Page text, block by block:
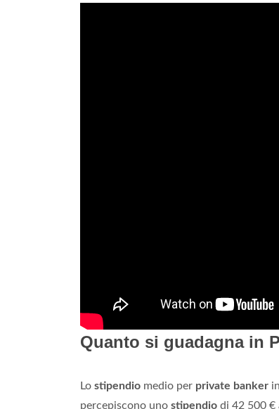
Quanto si guadagna in
Lo stipendio medio per private banker
percepiscono uno stipendio di 42 500 €